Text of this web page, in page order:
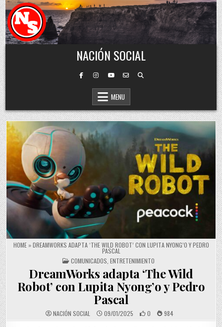
Skip to content
NACIÓN SOCIAL
MENU
HOME»DREAMWORKS ADAPTA ‘THE WILD ROBOT’ CON LUPITA NYONG’O Y PEDRO
PASCAL
POSTED IN
COMUNICADOS ENTRETENIMIENTO
DreamWorks adapta ‘The Wild
Robot’ con Lupita Nyong’o y Pedro
Pascal
NACIÓN SOCIAL 09/01/2025 0 984